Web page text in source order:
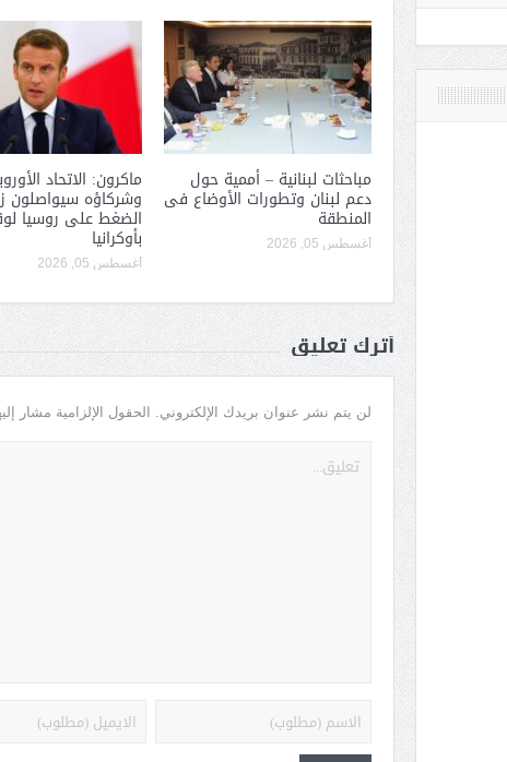
مباحثات لبنانية – أممية حول
دعم لبنان وتطورات الأوضاع فى
المنطقة
أغسطس 05, 2026
ماكرون: الاتحاد
وشركاؤه سيواصلون
الضغط على روسيا
بأوكرانيا
أغسطس 05, 2026
أترك تعليق
لن يتم نشر عنوان بريدك الإلكتروني. الحقول الإلزامية مشار